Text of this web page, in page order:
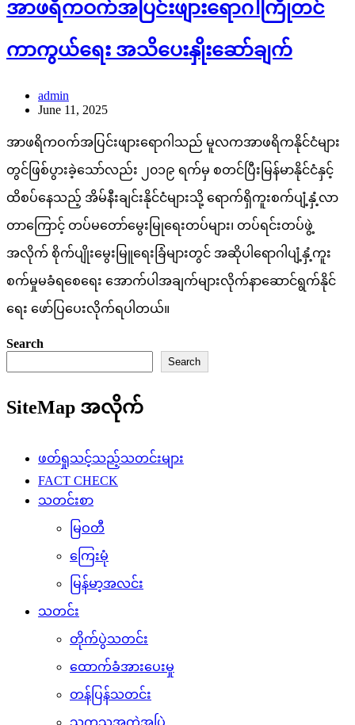
အာဖရိကဝက်အပြင်းဖျားရောဂါကြိုတင်
ကာကွယ်ရေး အသိပေးနှိုးဆော်ချက်
admin
June 11, 2025
အာဖရိကဝက်အပြင်းဖျားရောဂါသည် မူလကအာဖရိကနိုင်ငံများ
တွင်ဖြစ်ပွားခဲ့သော်လည်း ၂၀၁၉ ရက်မှ စတင်ပြီးမြန်မာနိုင်ငံနှင့်
ထိစပ်နေသည့် အိမ်နီးချင်းနိုင်ငံများသို့ ရောက်ရှိကူးစက်ပျံ့နှံ့လာ
တာကြောင့် တပ်မတော်မွေးမြုရေးတပ်များ၊ တပ်ရင်းတပ်ဖွဲ့
အလိုက် စိုက်ပျိုးမွေးမြူရေးခြံများတွင် အဆိုပါရောဂါပျံ့နှံ့ကူး
စက်မှုမခံရစေရေး အောက်ပါအချက်များလိုက်နာဆောင်ရွက်နိုင်
ရေး ဖော်ပြပေးလိုက်ရပါတယ်။
Search
Search
SiteMap အလိုက်
ဖတ်ရှုသင့်သည့်သတင်းများ
FACT CHECK
သတင်းစာ
မြဝတီ
ကြေးမုံ
မြန်မာ့အလင်း
သတင်း
တိုက်ပွဲသတင်း
ထောက်ခံအားပေးမှု
တန်ပြန်သတင်း
သကသအကွဲအပြဲ